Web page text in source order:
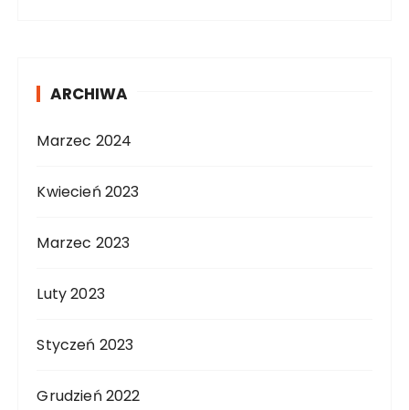
ARCHIWA
Marzec 2024
Kwiecień 2023
Marzec 2023
Luty 2023
Styczeń 2023
Grudzień 2022